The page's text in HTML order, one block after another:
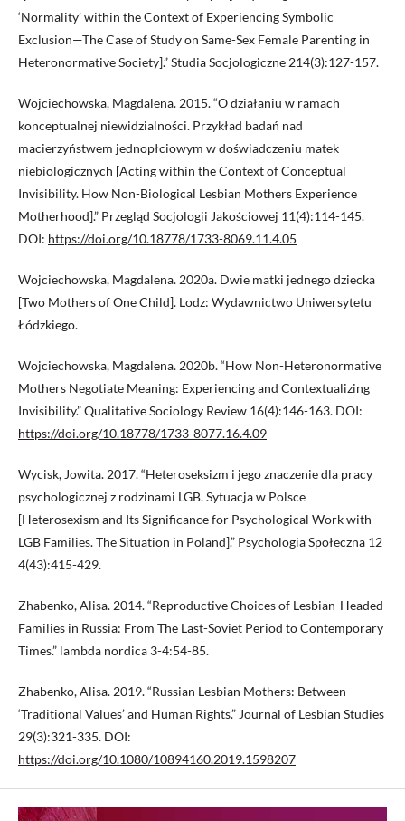
‘Normality’ within the Context of Experiencing Symbolic
Exclusion—The Case of Study on Same-Sex Female Parenting in
Heteronormative Society].” Studia Socjologiczne 214(3):127-157.
Wojciechowska, Magdalena. 2015. “O działaniu w ramach
konceptualnej niewidzialności. Przykład badań nad
macierzyństwem jednopłciowym w doświadczeniu matek
niebiologicznych [Acting within the Context of Conceptual
Invisibility. How Non-Biological Lesbian Mothers Experience
Motherhood].” Przegląd Socjologii Jakościowej 11(4):114-145.
DOI: https://doi.org/10.18778/1733-8069.11.4.05
Wojciechowska, Magdalena. 2020a. Dwie matki jednego dziecka
[Two Mothers of One Child]. Lodz: Wydawnictwo Uniwersytetu
Łódzkiego.
Wojciechowska, Magdalena. 2020b. “How Non-Heteronormative
Mothers Negotiate Meaning: Experiencing and Contextualizing
Invisibility.” Qualitative Sociology Review 16(4):146-163. DOI:
https://doi.org/10.18778/1733-8077.16.4.09
Wycisk, Jowita. 2017. “Heteroseksizm i jego znaczenie dla pracy
psychologicznej z rodzinami LGB. Sytuacja w Polsce
[Heterosexism and Its Significance for Psychological Work with
LGB Families. The Situation in Poland].” Psychologia Społeczna 12
4(43):415-429.
Zhabenko, Alisa. 2014. “Reproductive Choices of Lesbian-Headed
Families in Russia: From The Last-Soviet Period to Contemporary
Times.” lambda nordica 3-4:54-85.
Zhabenko, Alisa. 2019. “Russian Lesbian Mothers: Between
‘Traditional Values’ and Human Rights.” Journal of Lesbian Studies
29(3):321-335. DOI:
https://doi.org/10.1080/10894160.2019.1598207